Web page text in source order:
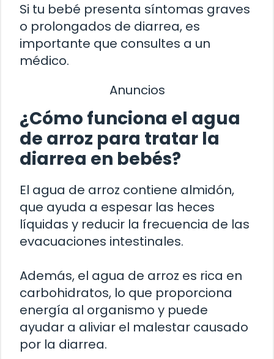
Si tu bebé presenta síntomas graves
o prolongados de diarrea, es
importante que consultes a un
médico.
Anuncios
¿Cómo funciona el agua
de arroz para tratar la
diarrea en bebés?
El agua de arroz contiene almidón,
que ayuda a espesar las heces
líquidas y reducir la frecuencia de las
evacuaciones intestinales.
Además, el agua de arroz es rica en
carbohidratos, lo que proporciona
energía al organismo y puede
ayudar a aliviar el malestar causado
por la diarrea.